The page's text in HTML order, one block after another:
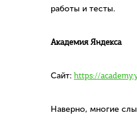
работы и тесты.
Академия Яндекса
Сайт: https://
Наверно, многие